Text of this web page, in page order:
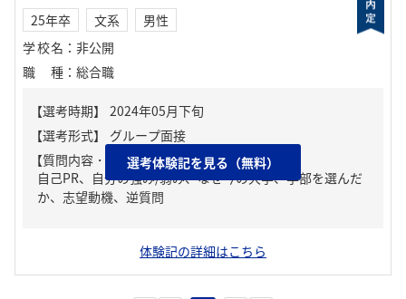
25年卒 文系
男性
学校名 ： 非公開
職種 ： 総合職
【質問内容・課題】
自己PR、自分の強み/弱み、なぜ今の大学、学部を選んだ
か、志望動機、逆質問
選考体験記を見る（無料）
体験記の詳細はこちら